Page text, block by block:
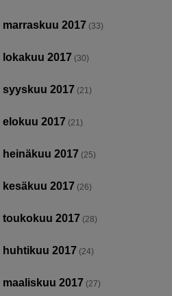
marraskuu 2017 (33)
lokakuu 2017 (30)
syyskuu 2017 (21)
elokuu 2017 (21)
heinäkuu 2017 (25)
kesäkuu 2017 (26)
toukokuu 2017 (28)
huhtikuu 2017 (24)
maaliskuu 2017 (27)